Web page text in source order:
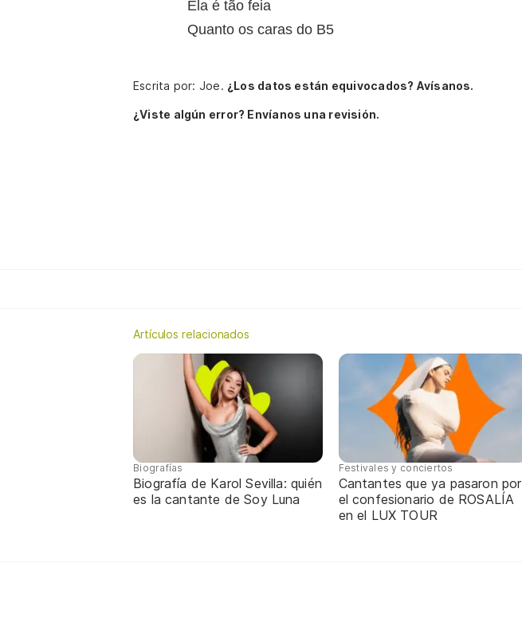
Ela é tão feia
Quanto os caras do B5
Escrita por: Joe. ¿Los datos están equivocados? Avísanos.
¿Viste algún error? Envíanos una revisión.
Artículos relacionados
Biografías
Biografía de Karol Sevilla: quién
es la cantante de Soy Luna
Festivales y conciertos
Cantantes que ya pasaron por
el confesionario de ROSALÍA
en el LUX TOUR